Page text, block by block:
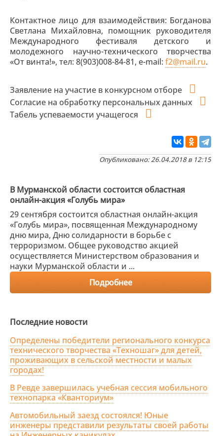
Контактное лицо для взаимодействия: Богданова
Светлана Михайловна, помощник руководителя
Международного фестиваля детского и
молодежного научно-технического творчества
«От винта!», тел: 8(903)008-84-81, e-mail: f2@mail.ru.
Заявление на участие в конкурсном отборе
Согласие на обработку персональных данных
Табель успеваемости учащегося
Опубликовано: 26.04.2018 в 12:15
В Мурманской области состоится областная
онлайн-акция «Голубь мира»
29 сентября состоится областная онлайн-акция
«Голубь мира», посвященная Международному
дню мира, Дню солидарности в борьбе с
терроризмом. Общее руководство акцией
осуществляется Министерством образования и
науки Мурманской области и ...
Подробнее
Последние новости
Определены победители регионального конкурса
технического творчества «Техношаг» для детей,
проживающих в сельской местности и малых
городах!
В Ревде завершилась учебная сессия мобильного
технопарка «Кванториум»
Автомобильный заезд состоялся! Юные
инженеры представили результаты своей работы